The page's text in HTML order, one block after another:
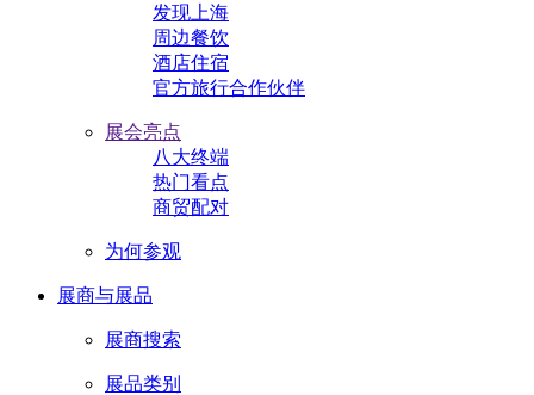
发现上海
周边餐饮
酒店住宿
官方旅行合作伙伴
展会亮点
八大终端
热门看点
商贸配对
为何参观
展商与展品
展商搜索
展品类别